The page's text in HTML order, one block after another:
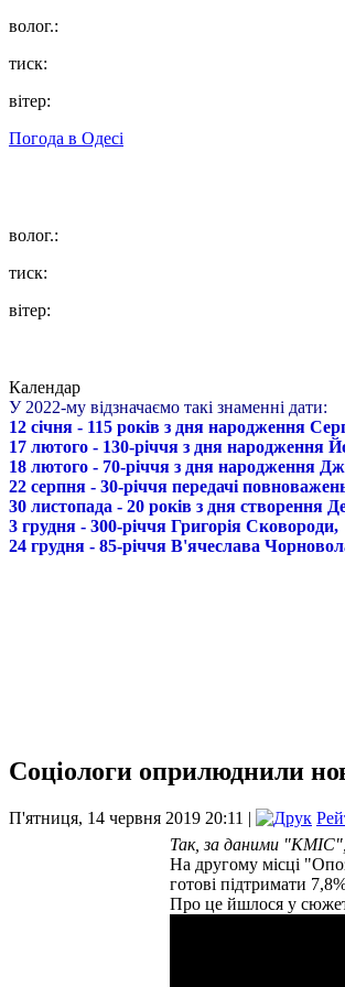
волог.:
тиск:
вітер:
Погода в Одесі
волог.:
тиск:
вітер:
Календар
У 2022-му відзначаємо такі знаменні дати:
12 січня - 115 років з дня народження
17 лютого - 130-річчя з дня народження
18 лютого - 70-річчя з дня народження
22 серпня - 30-річчя передачі
30 листопада - 20 років з дня
3 грудня - 300-річчя Григорія
24 грудня - 85-річчя В'ячеслава
Соціологи оприлюднили
П'ятниця, 14 червня 2019 20:11 |
Так, за даними "КМІС",
На другому місці
готові підтримати
Про це йшлося у